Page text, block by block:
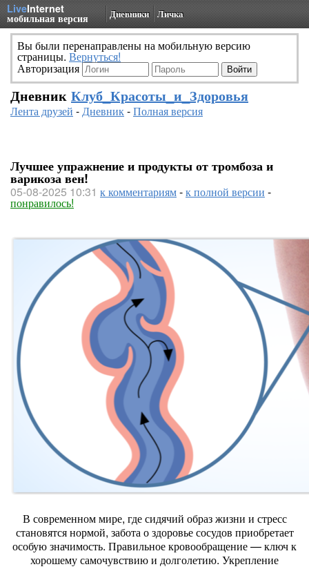
LiveInternet
мобильная версия Дневники Личка
Вы были перенаправлены на мобильную версию
страницы. Вернуться!
Авторизация
Дневник Клуб_Красоты_и_Здоровья
Лента друзей -Дневник-Полная версия
Лучшее упражнение и продукты от тромбоза и
варикоза вен!
05-08-2025 10:31 к комментариям-к полной версии -
понравилось!
В современном мире, где сидячий образ жизни и стресс
становятся нормой, забота о здоровье сосудов приобретает
особую значимость. Правильное кровообращение — ключ к
хорошему самочувствию и долголетию. Укрепление